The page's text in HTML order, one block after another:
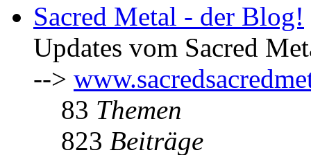
Sacred Metal - der Blog!
Updates vom Sacred
-->
83 Themen
823 Beiträge